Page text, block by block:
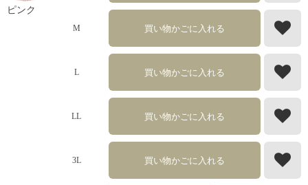
ピンク
M 買い物かごに入れる
L 買い物かごに入れる
LL 買い物かごに入れる
3L 買い物かごに入れる